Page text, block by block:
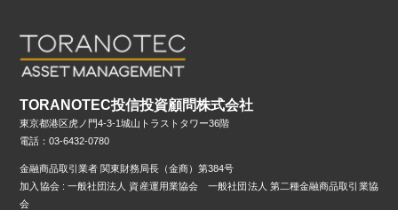
TORANOTEC投信投資顧問株式会社
東京都港区虎ノ門4-3-1城山トラストタワー36階
電話：03-6432-0780
金融商品取引業者 関東財務局長（金商）第384号
加入協会 : 一般社団法人 資産運用業協会 一般社団法人 第二種金融商品取引業協
会